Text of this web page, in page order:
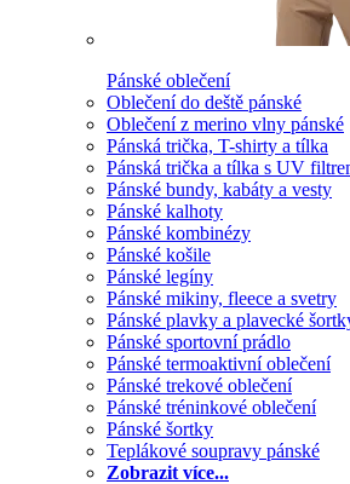
Pánské oblečení
Oblečení do deště pánské
Oblečení z merino vlny pánské
Pánská trička, T-shirty a tílka
Pánská trička a tílka s UV
Pánské bundy, kabáty a vesty
Pánské kalhoty
Pánské kombinézy
Pánské košile
Pánské legíny
Pánské mikiny, fleece a svetry
Pánské plavky a plavecké
Pánské sportovní prádlo
Pánské termoaktivní oblečení
Pánské trekové oblečení
Pánské tréninkové oblečení
Pánské šortky
Teplákové soupravy pánské
Zobrazit více...